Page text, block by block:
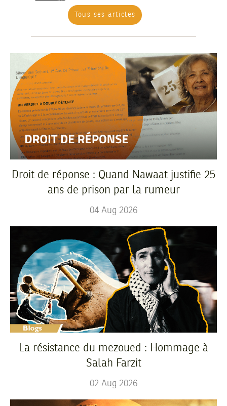
Tous ses articles
Droit de réponse : Quand Nawaat justifie 25
ans de prison par la rumeur
04 Aug 2026
La résistance du mezoued : Hommage à
Salah Farzit
02 Aug 2026